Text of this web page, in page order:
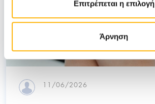
Επιτρέπεται η επιλογή
Άρνηση
11/06/2026